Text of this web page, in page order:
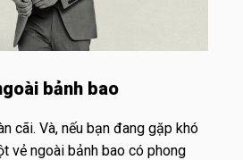
bảnh bao
cãi. Và, nếu bạn đang gặp khó
vẻ ngoài bảnh bao có phong